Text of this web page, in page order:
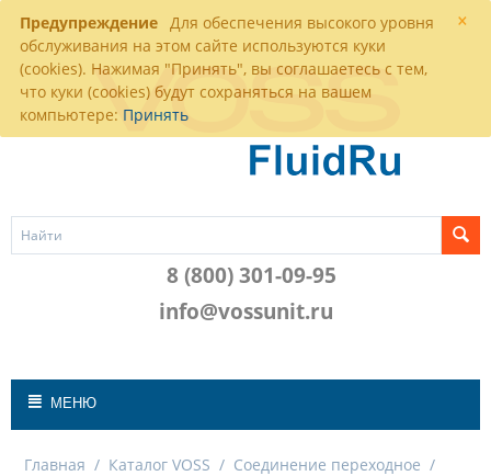
×
Предупреждение Для обеспечения высокого уровня
обслуживания на этом сайте используются куки
(cookies). Нажимая "Принять", вы соглашаетесь с тем,
что куки (cookies) будут сохраняться на вашем
компьютере: Принять
8 (800) 301-09-95
info@vossunit.ru
МЕНЮ
Главная / Каталог VOSS / Соединение переходное /